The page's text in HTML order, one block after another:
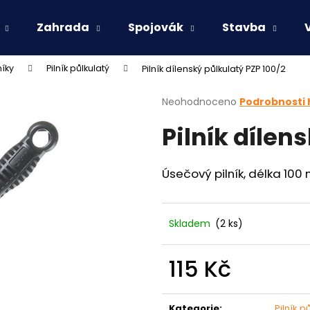
Zahrada Spojovák Stavba
Pilník půlkulatý Pilník dílenský půlkulatý PZP 100/2
Průměrné
produktu
je
z
5
Neohodnoceno Podrobnosti
Pilník
Úsečový pilník, délka 100
Skladem (2 ks)
115 Kč
cena:
Co potřebujete najít?
HLEDAT